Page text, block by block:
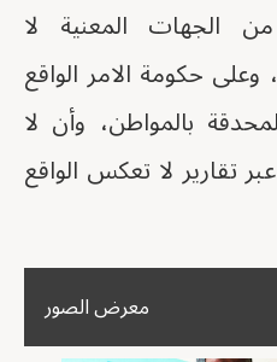
الجهات المعنية لا
حكومة الامر الواقع
بالمواطن، وأن لا
تقارير لا تعكس الواقع
معرض الصور